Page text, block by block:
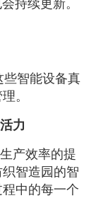
持续更新。
些智能设备真
。
力
产效率的提
智造园的智
中的每一个